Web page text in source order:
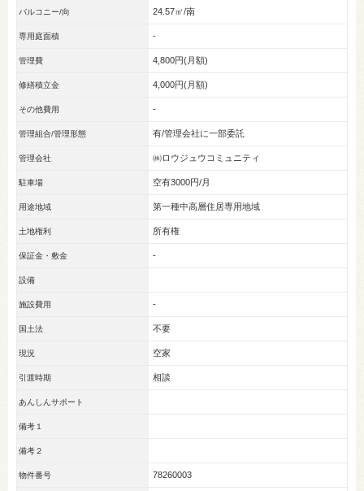
バルコニー/向 24.57㎡/南
専用庭面積 -
管理費 4,800円(月額)
修繕積立金 4,000円(月額)
その他費用 -
管理組合/管理形態 有/管理会社に一部委託
管理会社 ㈱ロウジュウコミュニティ
駐車場 空有3000円/月
用途地域 第一種中高層住居専用地域
土地権利 所有権
保証金・敷金 -
設備
施設費用 -
国土法 不要
現況 空家
引渡時期 相談
あんしんサポート
備考１
備考２
物件番号 78260003